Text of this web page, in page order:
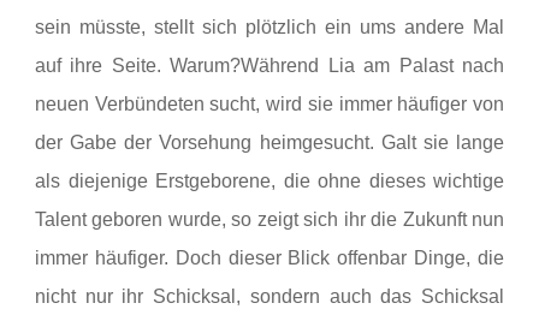
sein müsste, stellt sich plötzlich ein ums andere Mal
auf ihre Seite. Warum?Während Lia am Palast nach
neuen Verbündeten sucht, wird sie immer häufiger von
der Gabe der Vorsehung heimgesucht. Galt sie lange
als diejenige Erstgeborene, die ohne dieses wichtige
Talent geboren wurde, so zeigt sich ihr die Zukunft nun
immer häufiger. Doch dieser Blick offenbar Dinge, die
nicht nur ihr Schicksal, sondern auch das Schicksal